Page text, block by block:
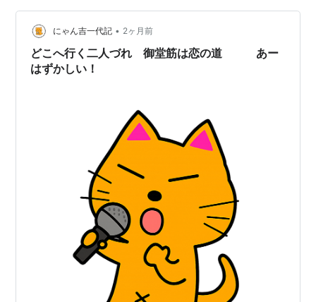
*リスト：リスト::曲タイトル
にゃん吉一代記 • 2ヶ月前
どこへ行く二人づれ 御堂筋は恋の道 あー
はずかしい！